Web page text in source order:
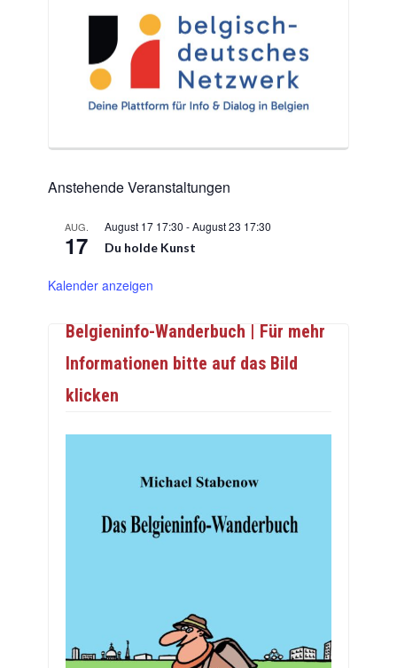
Anstehende Veranstaltungen
AUG.
17
August 17 17:30 -August 23 17:30
Du holde Kunst
Kalender anzeigen
Belgieninfo-Wanderbuch | Für mehr
Informationen bitte auf das Bild
klicken